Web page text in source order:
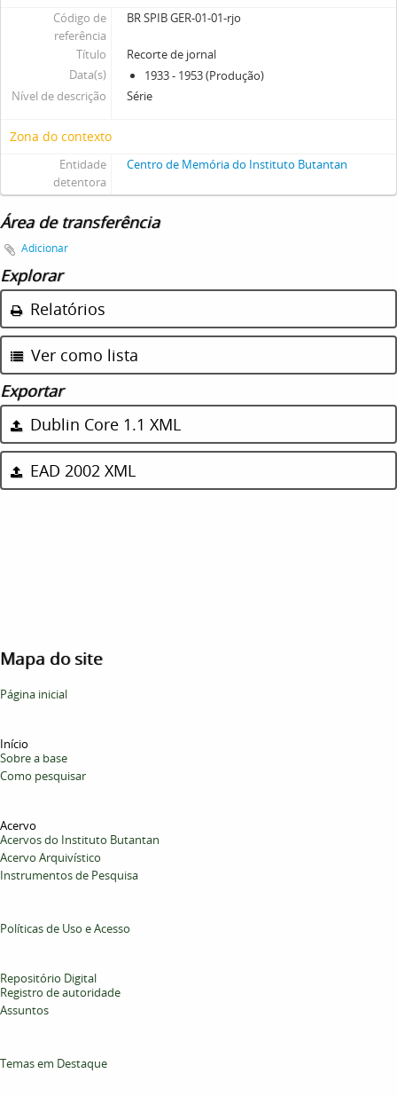
Código de
referência
BR SPIB GER-01-01-rjo
Título
Recorte de jornal
Data(s)
1933 - 1953 (Produção)
Nível de descrição
Série
Zona do contexto
Entidade
detentora
Centro de Memória do Instituto Butantan
Área de transferência
Adicionar
Explorar
Relatórios
Ver como lista
Exportar
Dublin Core 1.1 XML
EAD 2002 XML
Mapa do site
Página inicial
Início
Sobre a base
Como pesquisar
Acervo
Acervos do Instituto Butantan
Acervo Arquivístico
Instrumentos de Pesquisa
Políticas de Uso e Acesso
Repositório Digital
Registro de autoridade
Assuntos
Temas em Destaque